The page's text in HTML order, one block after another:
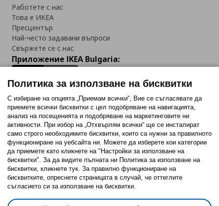
Работете с нас
Това е ИКЕА
Пресцентър
Най-често задавани въпроси
Свържете се с нас
Приложение IKEA Bulgaria:
Последвайте ни:
FacebookTwitterYoutubePinterestInstagram
Политика за използване на бисквитки (Cookies)
Избор на настройки за използване на бисквитки
Политика за използване на бисквитки
С избиране на опцията „Приемам всички“, Вие се съгласявате да
приемете всички бисквитки с цел подобряване на навигацията,
анализ на посещенията и подобряване на маркетинговите ни
активности. При избор на „Отхвърлям всички“ ще се инсталират
само строго необходимитe бисквитки, които са нужни за правилното
функциониране на уебсайта ни. Можете да изберете кои категории
да приемете като кликнете на "Настройки за използване на
бисквитки". За да видите пълната ни Политика за използване на
бисквитки, кликнете тук. За правилно функциониране на
бисквитките, опреснете страницата в случай, че оттеглите
съгласието си за използване на бисквитки.